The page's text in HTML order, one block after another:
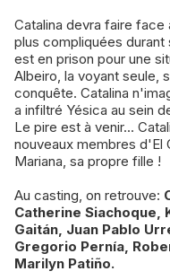
Catalina devra faire
plus compliquées durant
est en prison pour une
Albeiro, la voyant seule,
conquête. Catalina
a infiltré Yésica au sein
Le pire est à venir...
nouveaux membres d'El
Mariana, sa propre fille !
Au casting, on retrouve:
Catherine Siachoque,
Gaitán, Juan Pablo
Gregorio Pernía,
Marilyn Patiño.